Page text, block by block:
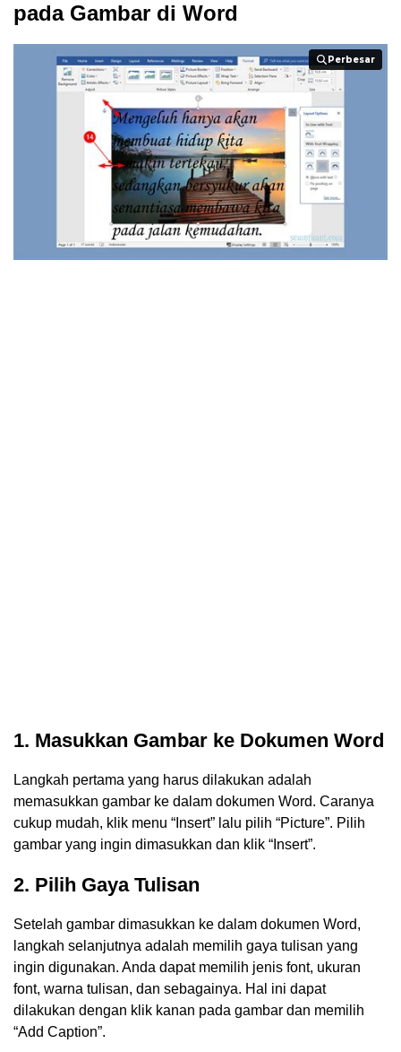
pada Gambar di Word
Perbesar
Perbesar
1. Masukkan Gambar ke Dokumen Word
Langkah pertama yang harus dilakukan adalah
memasukkan gambar ke dalam dokumen Word. Caranya
cukup mudah, klik menu “Insert” lalu pilih “Picture”. Pilih
gambar yang ingin dimasukkan dan klik “Insert”.
2. Pilih Gaya Tulisan
Setelah gambar dimasukkan ke dalam dokumen Word,
langkah selanjutnya adalah memilih gaya tulisan yang
ingin digunakan. Anda dapat memilih jenis font, ukuran
font, warna tulisan, dan sebagainya. Hal ini dapat
dilakukan dengan klik kanan pada gambar dan memilih
“Add Caption”.